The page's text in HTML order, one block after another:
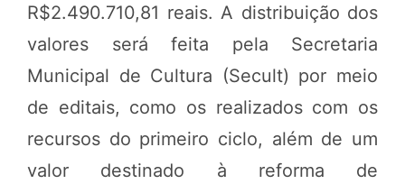
R$2.490.710,81 reais. A distribuição dos
valores será feita pela Secretaria
Municipal de Cultura (Secult) por meio
de editais, como os realizados com os
recursos do primeiro ciclo, além de um
valor destinado à reforma de